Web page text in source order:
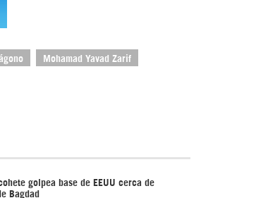
Mohamad Yavad Zarif
golpea base de EEUU cerca de
Bagdad